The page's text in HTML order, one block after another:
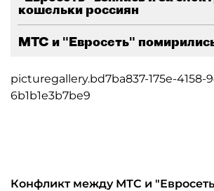
кошельки россиян
МТС и "Евросеть"
picturegallery.bd7ba837-175e-4158-
6b1b1e3b7be9
Конфликт между МТС и